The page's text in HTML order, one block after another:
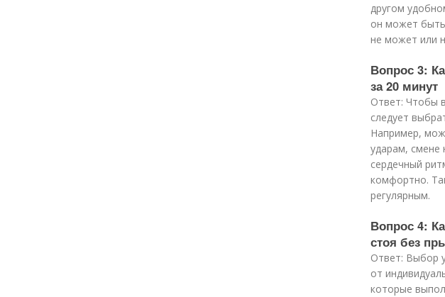
другом
он может
не может или
Вопрос 3:
за 20 минут
Ответ: Чтобы
следует
Например,
ударам, смене
сердечный
комфортно.
регулярным.
Вопрос 4:
стоя без
Ответ: Выбор
от
которые